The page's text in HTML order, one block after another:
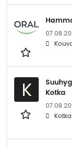
K
Kotka
Kotka